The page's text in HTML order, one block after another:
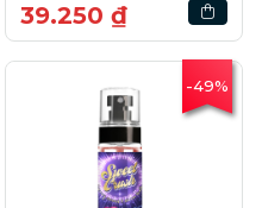
39.250 ₫
-49%